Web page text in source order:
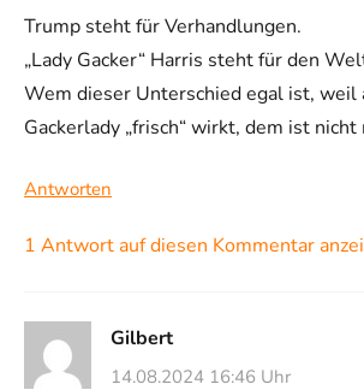
Trump steht für Verhandlungen.
„Lady Gacker“ Harris steht für den
Wem dieser Unterschied egal ist, weil
Gackerlady „frisch“ wirkt, dem ist
Antworten
1 Antwort auf diesen Kommentar
Gilbert
14.08.2024 16:46 Uhr